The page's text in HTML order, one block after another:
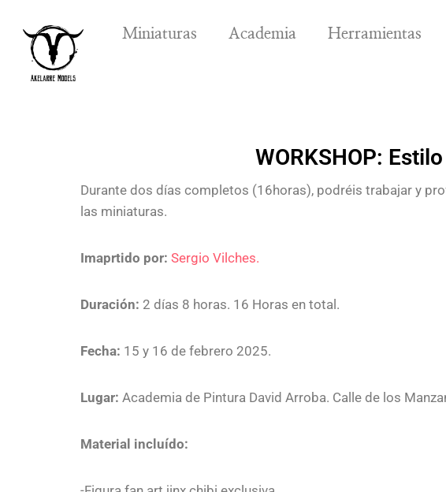
Miniaturas Academia Herramientas
WORKSHOP:
Durante dos días completos (16horas), podréis trabajar y
las miniaturas.
Imaprtido por: Sergio Vilches.
Duración: 2 días 8 horas. 16 Horas en total.
Fecha: 15 y 16 de febrero 2025.
Lugar: Academia de Pintura David Arroba. Calle de los
Material incluído: